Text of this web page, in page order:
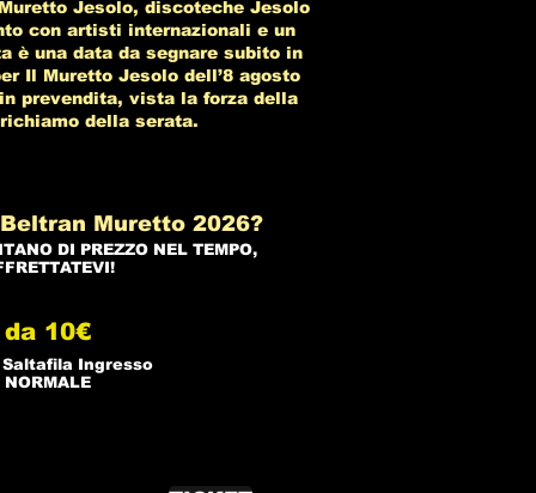
Jesolo, discoteche Jesolo
con artisti internazionali e un
è una data da segnare subito in
Il Muretto Jesolo dell’8 agosto
prevendita, vista la forza della
della serata.
Muretto 2026?
DI PREZZO NEL TEMPO,
da 10€
Ingresso
NORMALE